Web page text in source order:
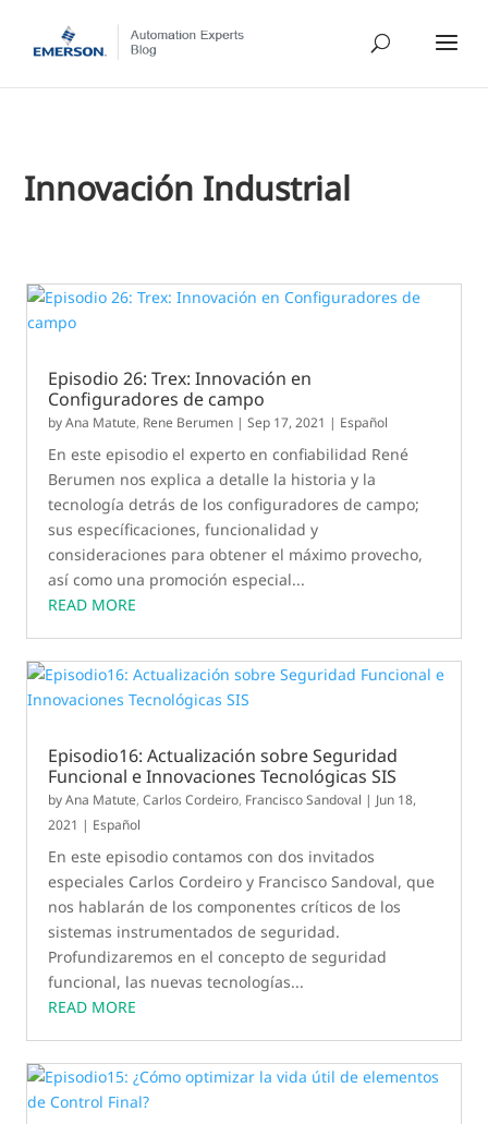
Innovación Industrial
Episodio 26: Trex: Innovación en
Configuradores de campo
byAna Matute, Rene Berumen |Sep 17, 2021 | Español
En este episodio el experto en confiabilidad René
Berumen nos explica a detalle la historia y la
tecnología detrás de los configuradores de campo;
sus específicaciones, funcionalidad y
consideraciones para obtener el máximo provecho,
así como una promoción especial...
READ MORE
Episodio16: Actualización sobre Seguridad
Funcional e Innovaciones Tecnológicas SIS
byAna Matute,Carlos Cordeiro, Francisco Sandoval | Jun 18,
2021 | Español
En este episodio contamos con dos invitados
especiales Carlos Cordeiro y Francisco Sandoval, que
nos hablarán de los componentes críticos de los
sistemas instrumentados de seguridad.
Profundizaremos en el concepto de seguridad
funcional, las nuevas tecnologías...
READ MORE